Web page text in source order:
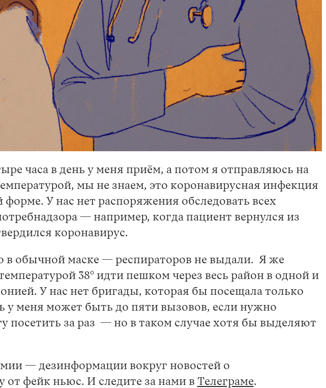
часа в день у меня приём, а потом я отправляюсь на
мы не знаем, это коронавирусная инфекция
У нас нет распоряжения обследовать всех
— например, когда пациент вернулся из
коронавирус.
в обычной маске — респираторов не выдали. Я же
38° идти пешком через весь район в одной и
У нас нет бригады, которая бы посещала только
меня может быть до пяти вызовов, если нужно
посетить за раз — но в таком случае хотя бы выделяют
— дезинформации вокруг новостей о
от фейк ньюс. И следите за нами в Телеграме.